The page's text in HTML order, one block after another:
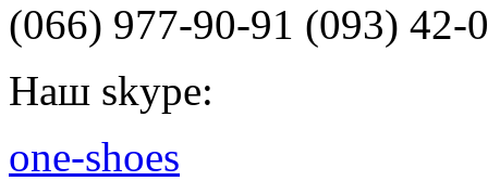
(066) 977-90-91 (093) 42-
Наш skype:
one-shoes